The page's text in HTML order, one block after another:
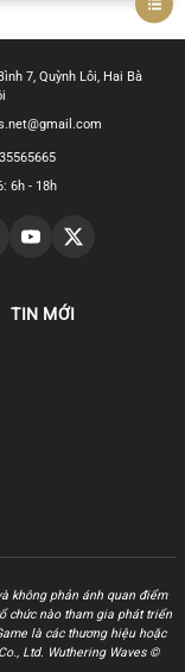
7, Quỳnh Lôi, Hai Bà
6h - 18h
TIN MỚI
không phản ánh quan điểm
chức nào tham gia phát triển
là các thương hiệu hoặc
Ltd. Wuthering Waves ©